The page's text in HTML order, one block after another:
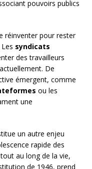
pouvoirs publics
réinventer pour rester
syndicats
des travailleurs
De
émergent, comme
ou les
une
un autre enjeu
rapide des
au long de la vie,
de 1946, prend